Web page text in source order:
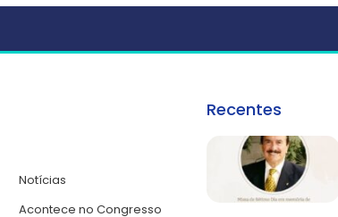
Notícias
Acontece no Congresso
Recentes